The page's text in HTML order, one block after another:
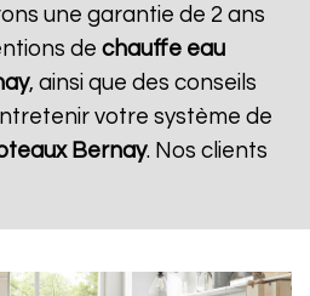
une garantie de 2 ans
de chauffe eau
, ainsi que des conseils
votre système de
Bernay. Nos clients